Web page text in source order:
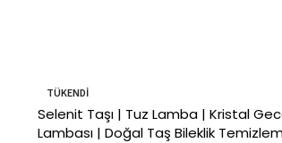
TÜKENDI
Selenit Taşı | Tuz Lamba | Kristal
Lambası | Doğal Taş Bileklik